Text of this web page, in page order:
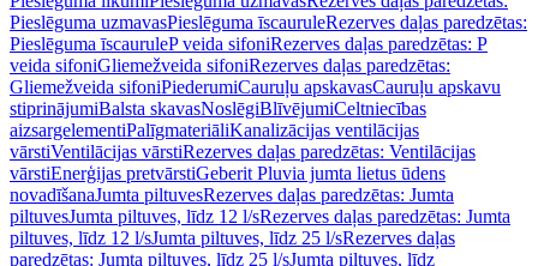
Pieslēguma uzmavasPieslēguma īscauruleRezerves daļas paredzētas:
Pieslēguma īscauruleP veida sifoniRezerves daļas paredzētas: P
veida sifoniGliemežveida sifoniRezerves daļas paredzētas:
Gliemežveida sifoniPiederumiCauruļu apskavasCauruļu apskavu
stiprinājumiBalsta skavasNoslēgiBlīvējumiCeltniecības
aizsargelementiPalīgmateriāliKanalizācijas ventilācijas
vārstiVentilācijas vārstiRezerves daļas paredzētas: Ventilācijas
vārstiEnerģijas pretvārstiGeberit Pluvia jumta lietus ūdens
novadīšanaJumta piltuvesRezerves daļas paredzētas: Jumta
piltuvesJumta piltuves, līdz 12 l/sRezerves daļas paredzētas: Jumta
piltuves, līdz 12 l/sJumta piltuves, līdz 25 l/sRezerves daļas
paredzētas: Jumta piltuves, līdz 25 l/sJumta piltuves, līdz